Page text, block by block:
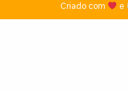
Criado com
e